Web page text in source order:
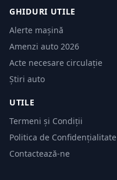
GHIDURI UTILE
Alerte mașină
Amenzi auto 2026
Acte necesare circulație
Știri auto
UTILE
Termeni și Condiții
Politica de Confidențialitate
Contactează-ne